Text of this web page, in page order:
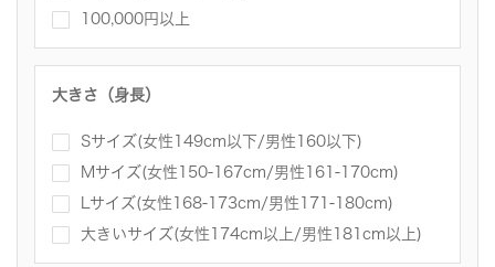
100,000円以上
大きさ（身長）
Sサイズ(女性149cm以下/男性160以下)
Mサイズ(女性150-167cm/男性161-170cm)
Lサイズ(女性168-173cm/男性171-180cm)
大きいサイズ(女性174cm以上/男性181cm以上)